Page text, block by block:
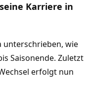
Karriere in
unterschrieben, wie
Saisonende. Zuletzt
erfolgt nun